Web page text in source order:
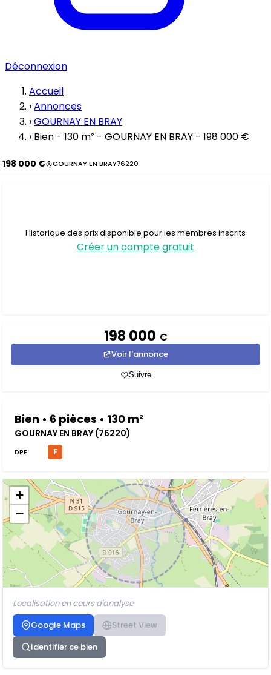
Déconnexion
Accueil
›Annonces
›GOURNAY EN BRAY
› Bien - 130 m² - GOURNAY EN BRAY - 198 000 €
198 000 € GOURNAY EN BRAY76220
Historique des prix disponible pour les membres inscrits
Créer un compte gratuit
198 000 €
Voir l'annonce
Suivre
Bien • 6 pièces • 130 m²
GOURNAY EN BRAY (76220)
DPE F
+
−
Localisation en cours d'analyse
Google Maps
Street View
Identifier ce bien